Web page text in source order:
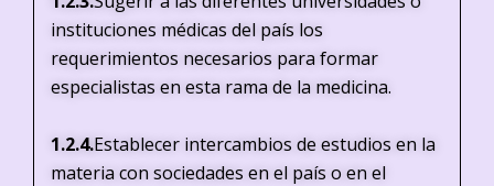
instituciones médicas del país los
requerimientos necesarios para formar
especialistas en esta rama de la medicina.
1.2.4.Establecer intercambios de estudios en la
materia con sociedades en el país o en el